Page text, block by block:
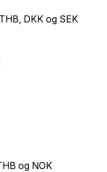
DKK og SEK
og NOK